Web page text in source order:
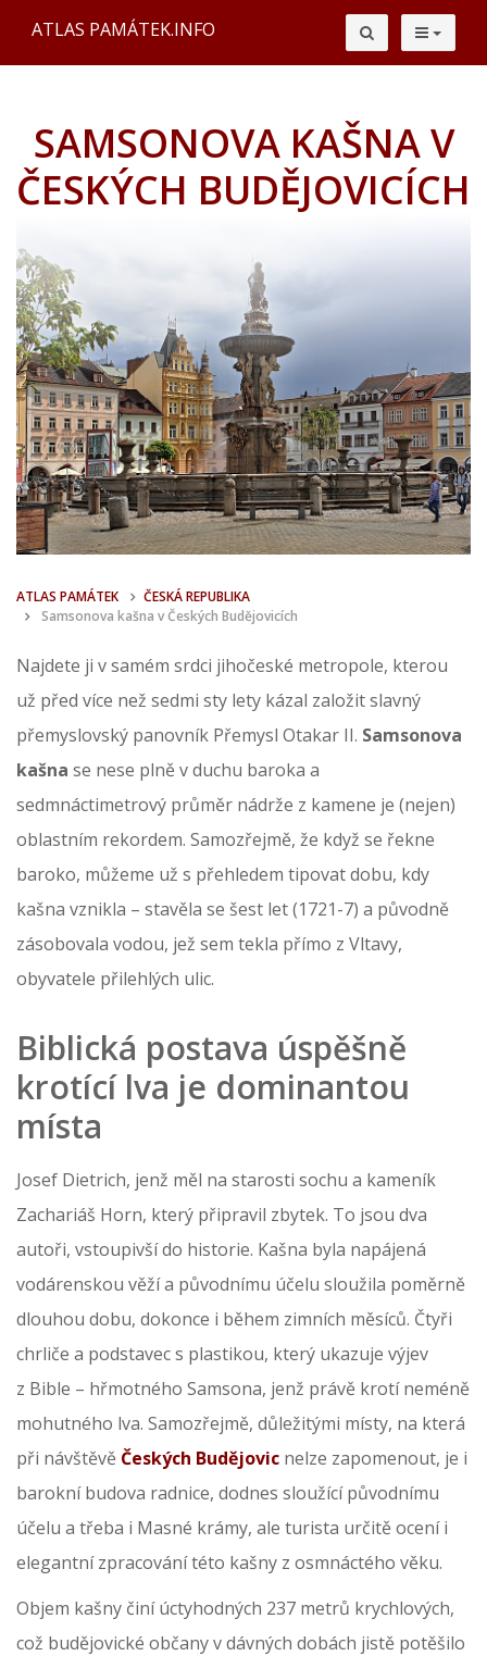
ATLAS PAMÁTEK.INFO
SAMSONOVA KAŠNA V
ČESKÝCH BUDĚJOVICÍCH
ATLAS PAMÁTEK
ČESKÁ REPUBLIKA
Samsonova kašna v Českých Budějovicích
Najdete ji v samém srdci jihočeské metropole, kterou
už před více než sedmi sty lety kázal založit slavný
přemyslovský panovník Přemysl Otakar II. Samsonova
kašna se nese plně v duchu baroka a
sedmnáctimetrový průměr nádrže z kamene je (nejen)
oblastním rekordem. Samozřejmě, že když se řekne
baroko, můžeme už s přehledem tipovat dobu, kdy
kašna vznikla – stavěla se šest let (1721-7) a původně
zásobovala vodou, jež sem tekla přímo z Vltavy,
obyvatele přilehlých ulic.
Biblická postava úspěšně
krotící lva je dominantou
místa
Josef Dietrich, jenž měl na starosti sochu a kameník
Zachariáš Horn, který připravil zbytek. To jsou dva
autoři, vstoupivší do historie. Kašna byla napájená
vodárenskou věží a původnímu účelu sloužila poměrně
dlouhou dobu, dokonce i během zimních měsíců. Čtyři
chrliče a podstavec s plastikou, který ukazuje výjev
z Bible – hřmotného Samsona, jenž právě krotí neméně
mohutného lva. Samozřejmě, důležitými místy, na která
při návštěvě Českých Budějovic nelze zapomenout, je i
barokní budova radnice, dodnes sloužící původnímu
účelu a třeba i Masné krámy, ale turista určitě ocení i
elegantní zpracování této kašny z osmnáctého věku.
Objem kašny činí úctyhodných 237 metrů krychlových,
což budějovické občany v dávných dobách jistě potěšilo